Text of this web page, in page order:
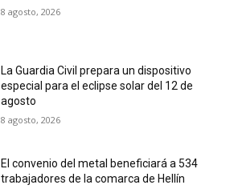
8 agosto, 2026
La Guardia Civil prepara un dispositivo
especial para el eclipse solar del 12 de
agosto
8 agosto, 2026
El convenio del metal beneficiará a 534
trabajadores de la comarca de Hellín